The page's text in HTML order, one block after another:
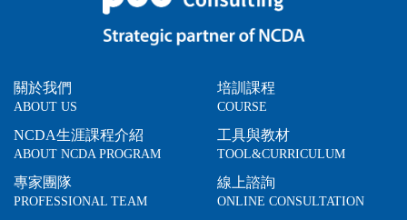
關於我們
ABOUT US
NCDA生涯課程介紹
ABOUT NCDA PROGRAM
專家團隊
PROFESSIONAL TEAM
培訓課程
COURSE
工具與教材
TOOL&CURRICULUM
線上諮詢
ONLINE CONSULTATION